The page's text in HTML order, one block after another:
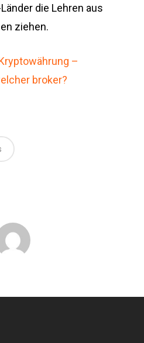
die Lehren aus
ziehen.
–
broker?